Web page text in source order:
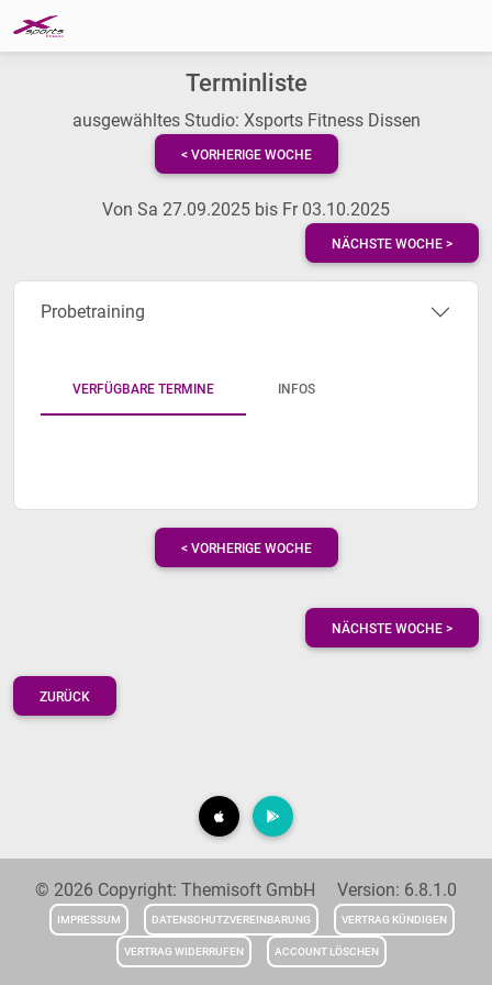
Terminliste
ausgewähltes Studio: Xsports Fitness Dissen
< VORHERIGE WOCHE
Von Sa 27.09.2025 bis Fr 03.10.2025
NÄCHSTE WOCHE >
Probetraining
VERFÜGBARE TERMINE INFOS
< VORHERIGE WOCHE
NÄCHSTE WOCHE >
ZURÜCK
© 2026 Copyright: Themisoft GmbH Version: 6.8.1.0
IMPRESSUM DATENSCHUTZVEREINBARUNG VERTRAG KÜNDIGEN
VERTRAG WIDERRUFEN ACCOUNT LÖSCHEN